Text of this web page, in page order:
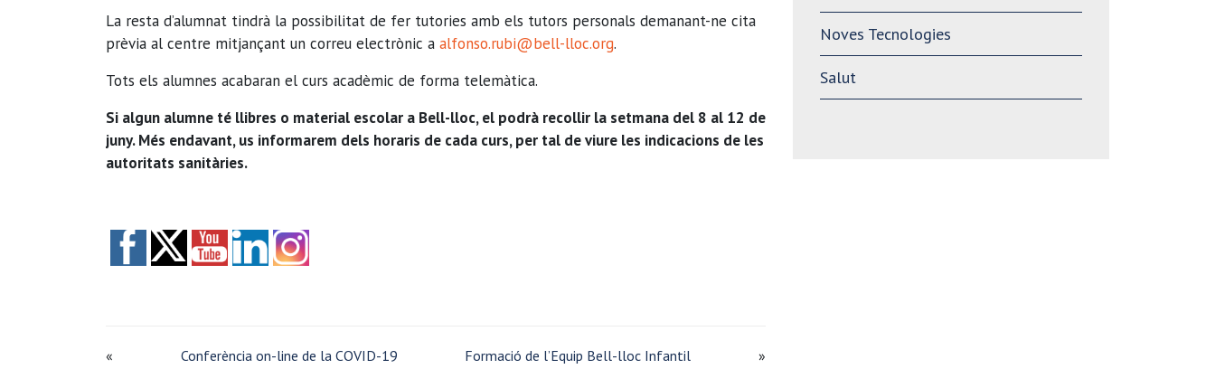
La resta d’alumnat tindrà la possibilitat de fer tutories amb els tutors personals demanant-ne cita
prèvia al centre mitjançant un correu electrònic a alfonso.rubi@bell-lloc.org.
Tots els alumnes acabaran el curs acadèmic de forma telemàtica.
Si algun alumne té llibres o material escolar a Bell-lloc, el podrà recollir la setmana del 8 al 12 de
juny. Més endavant, us informarem dels horaris de cada curs, per tal de viure les indicacions de les
autoritats sanitàries.
« Conferència on-line de la COVID-19 Formació de l’Equip Bell-lloc Infantil »
Noves Tecnologies
Salut